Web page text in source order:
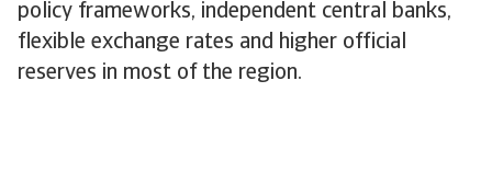
policy frameworks, independent central banks,
flexible exchange rates and higher official
reserves in most of the region.